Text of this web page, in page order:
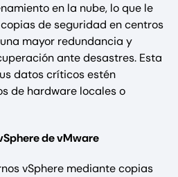
en la nube, lo que le
de seguridad en centros
mayor redundancia y
ante desastres. Esta
datos críticos estén
de hardware locales o
de vMware
vSphere mediante copias